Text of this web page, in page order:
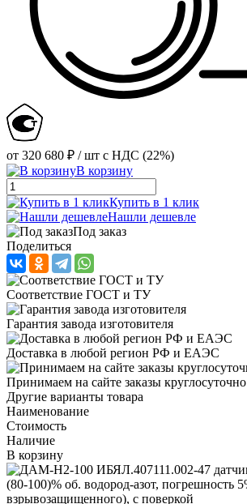
от 320 680 ₽ / шт с НДС (22%)
В корзину
Купить в 1 клик
Нашли дешевле
Под заказ
Поделиться
Соответствие ГОСТ и ТУ
Гарантия завода изготовителя
Доставка в любой регион РФ и ЕАЭС
Принимаем на сайте заказы круглосуточно
Другие варианты товара
Наименование
Стоимость
Наличие
В корзину